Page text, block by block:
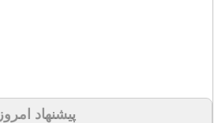
پیشنهاد امروز